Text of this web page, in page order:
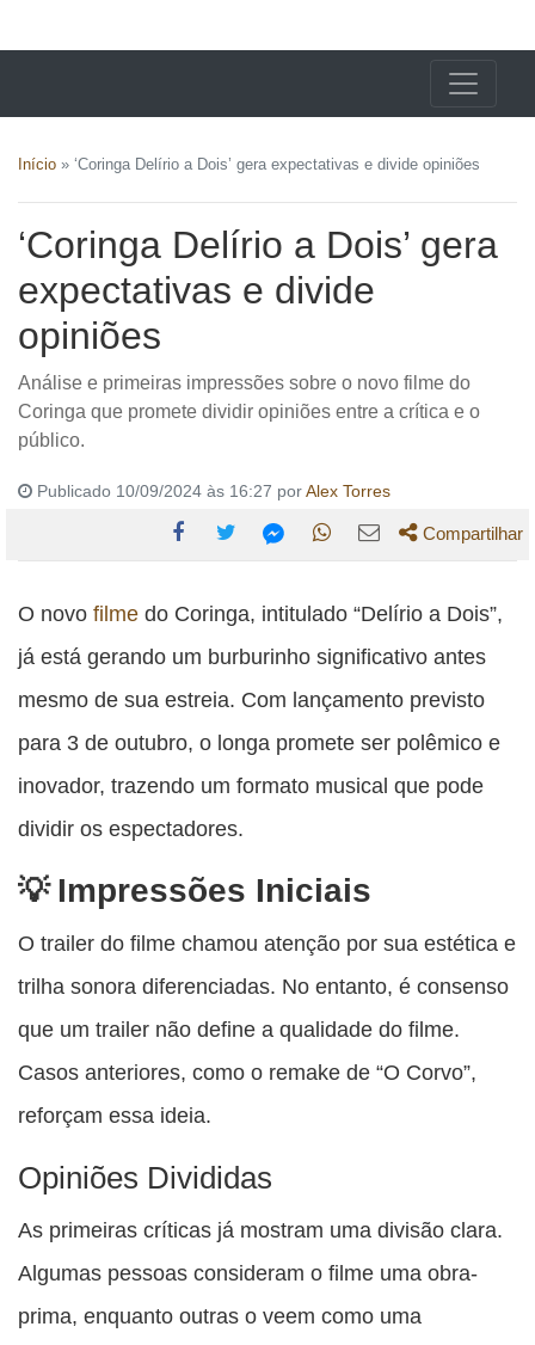
Início » ‘Coringa Delírio a Dois’ gera expectativas e divide opiniões
‘Coringa Delírio a Dois’ gera
expectativas e divide
opiniões
Análise e primeiras impressões sobre o novo filme do
Coringa que promete dividir opiniões entre a crítica e o
público.
Publicado 10/09/2024 às 16:27 porAlex Torres
esta
publicação
esta
publicação
esta
publicação
esta
publicação
WhatsApp
esta
publicação
Email
Compartilhar
O novo filme do Coringa, intitulado “Delírio a Dois”,
já está gerando um burburinho significativo antes
mesmo de sua estreia. Com lançamento previsto
para 3 de outubro, o longa promete ser polêmico e
inovador, trazendo um formato musical que pode
dividir os espectadores.
Impressões Iniciais
O trailer do filme chamou atenção por sua estética e
trilha sonora diferenciadas. No entanto, é consenso
que um trailer não define a qualidade do filme.
Casos anteriores, como o remake de “O Corvo”,
reforçam essa ideia.
Opiniões Divididas
As primeiras críticas já mostram uma divisão clara.
Algumas pessoas consideram o filme uma obra-
prima, enquanto outras o veem como uma